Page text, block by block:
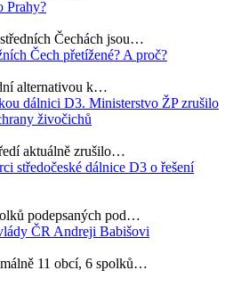
Prahy?
Čechách jsou…
Čech přetížené? A proč?
alternativou k…
dálnici D3. Ministerstvo ŽP zrušilo
živočichů
aktuálně zrušilo…
středočeské dálnice D3 o řešení
podepsaných pod…
ČR Andreji Babišovi
11 obcí, 6 spolků…